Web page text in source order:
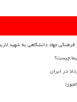
جهاد دانشگاهی به شهید
چیست؟
در ایران